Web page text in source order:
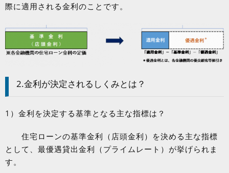
際に適用される金利のことです。
2.金利が決定されるしくみとは？
1 ）金利を決定する基準となる主な指標は？
住宅ローンの基準金利（店頭金利）を決める主な指標
として、最優遇貸出金利（プライムレート）が挙げられま
す。